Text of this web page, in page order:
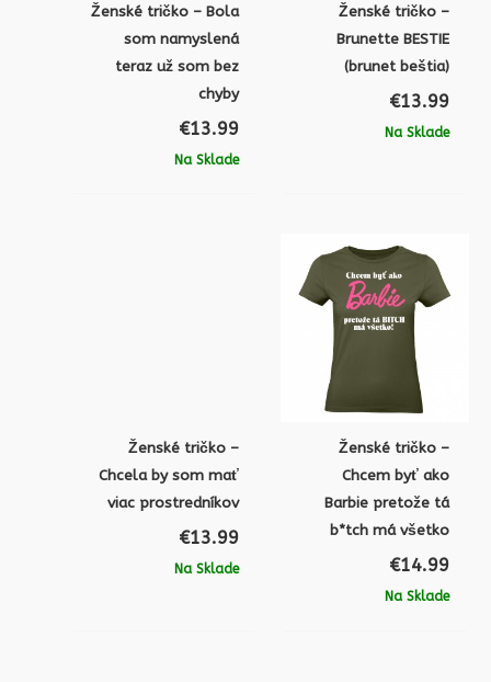
Ženské tričko – Bola
som namyslená
teraz už som bez
chyby
€13.99
Na Sklade
Ženské tričko –
Brunette BESTIE
(brunet beštia)
€13.99
Na Sklade
Ženské tričko –
Chcela by som mať
viac prostredníkov
€13.99
Na Sklade
Ženské tričko –
Chcem byť ako
Barbie pretože tá
b*tch má všetko
€14.99
Na Sklade